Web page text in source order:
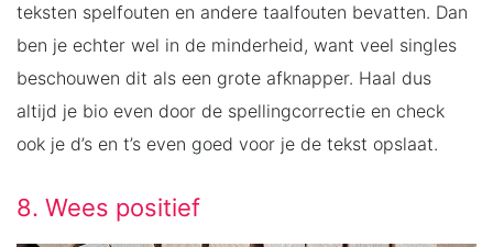
teksten spelfouten en andere taalfouten bevatten. Dan
ben je echter wel in de minderheid, want veel singles
beschouwen dit als een grote afknapper. Haal dus
altijd je bio even door de spellingcorrectie en check
ook je d’s en t’s even goed voor je de tekst opslaat.
8. Wees positief